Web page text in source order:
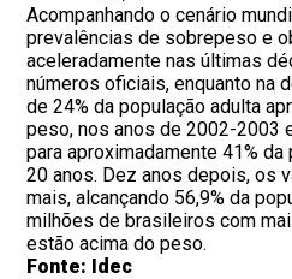
Acompanhando o cenário
prevalências de sobrepeso e
aceleradamente nas últimas
números oficiais, enquanto na
de 24% da população adulta
peso, nos anos de 2002-2003
para aproximadamente 41%
20 anos. Dez anos depois, os
mais, alcançando 56,9% da
milhões de brasileiros com
estão acima do peso.
Fonte: Idec